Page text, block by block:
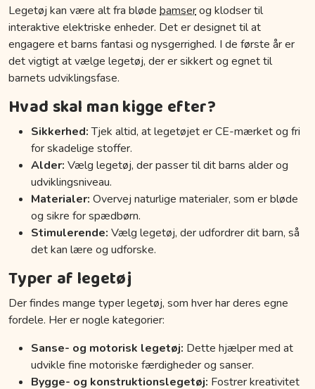
Legetøj kan være alt fra bløde bamserog klodser til
interaktive elektriske enheder. Det er designet til at
engagere et barns fantasi og nysgerrighed. I de første år er
det vigtigt at vælge legetøj, der er sikkert og egnet til
barnets udviklingsfase.
Hvad skal man kigge efter?
Sikkerhed:Tjek altid, at legetøjet er CE-mærket og fri
for skadelige stoffer.
Alder: Vælg legetøj, der passer til dit barns alder og
udviklingsniveau.
Materialer: Overvej naturlige materialer, som er bløde
og sikre for spædbørn.
Stimulerende: Vælg legetøj, der udfordrer dit barn, så
det kan lære og udforske.
Typer af legetøj
Der findes mange typer legetøj, som hver har deres egne
fordele. Her er nogle kategorier:
Sanse- og motorisk legetøj: Dette hjælper med at
udvikle fine motoriske færdigheder og sanser.
Bygge- og konstruktionslegetøj: Fostrer kreativitet